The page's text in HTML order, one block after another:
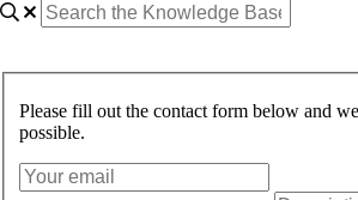
Please fill out the contact form below and
possible.